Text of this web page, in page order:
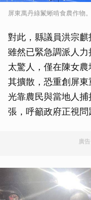
屏東萬丹綠鬣蜥啃食農作物
對此，縣議員洪宗麒
雖然已緊急調派人
太驚人，僅在陳女
其擴散，恐重創屏東
光靠農民與當地人
張，呼籲政府正視問
廣